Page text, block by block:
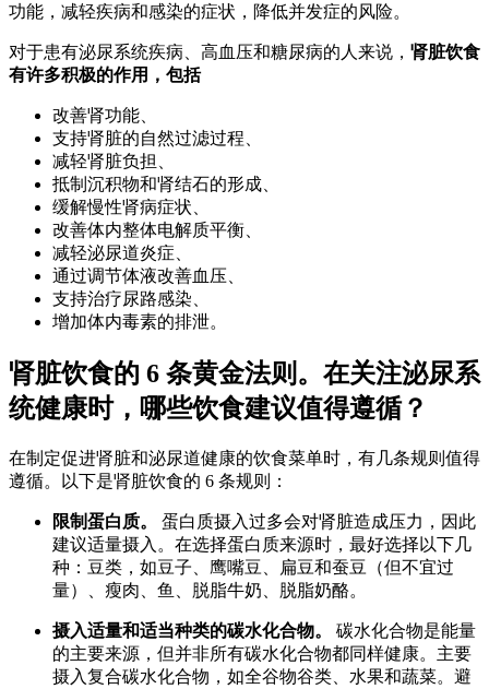
功能，减轻疾病和感染的症状，降低并发症的风险。
对于患有泌尿系统疾病、高血压和糖尿病的人来说， 肾脏饮食
有许多积极的作用，包括
改善肾功能、
支持肾脏的自然过滤过程、
减轻肾脏负担、
抵制沉积物和肾结石的形成、
缓解慢性肾病症状、
改善体内整体电解质平衡、
减轻泌尿道炎症、
通过调节体液改善血压、
支持治疗尿路感染、
增加体内毒素的排泄。
肾脏饮食的 6 条黄金法则。在关注泌尿系
统健康时，哪些饮食建议值得遵循？
在制定促进肾脏和泌尿道健康的饮食菜单时，有几条规则值得
遵循。以下是肾脏饮食的 6 条规则：
限制蛋白质。 蛋白质摄入过多会对肾脏造成压力，因此
建议适量摄入。在选择蛋白质来源时，最好选择以下几
种：豆类，如豆子、鹰嘴豆、扁豆和蚕豆（但不宜过
量）、瘦肉、鱼、脱脂牛奶、脱脂奶酪。
摄入适量和适当种类的碳水化合物。 碳水化合物是能量
的主要来源，但并非所有碳水化合物都同样健康。主要
摄入复合碳水化合物，如全谷物谷类、水果和蔬菜。避